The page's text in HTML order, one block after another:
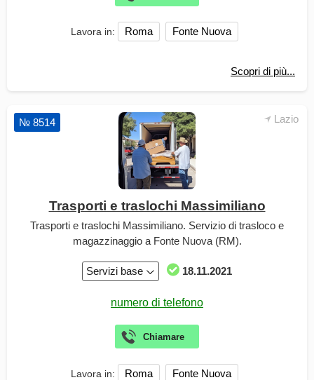
Lavora in: Roma Fonte Nuova
Scopri di più...
Lazio
№ 8514
Trasporti e traslochi Massimiliano
Trasporti e traslochi Massimiliano. Servizio di trasloco e
magazzinaggio a Fonte Nuova (RM).
Servizi base 18.11.2021
Lavora in: Roma Fonte Nuova